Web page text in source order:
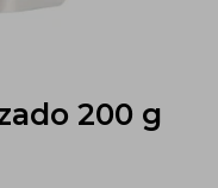
200 g